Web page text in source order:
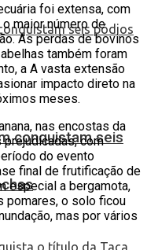
conquistam seis
foi extensa, com
maior número de
As perdas de bovinos
também foram
a A vasta extensão
impacto direto na
meses.
nas encostas da
prejudicadas, com
do evento
final de frutificação de
especial a bergamota,
pomares, o solo ficou
mas por vários